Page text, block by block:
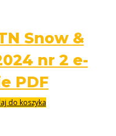
Snow &
nr 2 e-
PDF
do koszyka